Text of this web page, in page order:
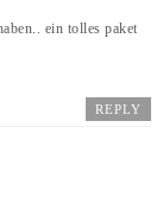
ein tolles paket
REPLY